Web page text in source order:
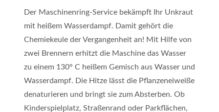
Der Maschinenring-Service bekämpft Ihr Unkraut
mit heißem Wasserdampf. Damit gehört die
Chemiekeule der Vergangenheit an! Mit Hilfe von
zwei Brennern erhitzt die Maschine das Wasser
zu einem 130° C heißem Gemisch aus Wasser und
Wasserdampf. Die Hitze lässt die Pflanzeneiweiße
denaturieren und bringt sie zum Absterben. Ob
Kinderspielplatz, Straßenrand oder Parkflächen,